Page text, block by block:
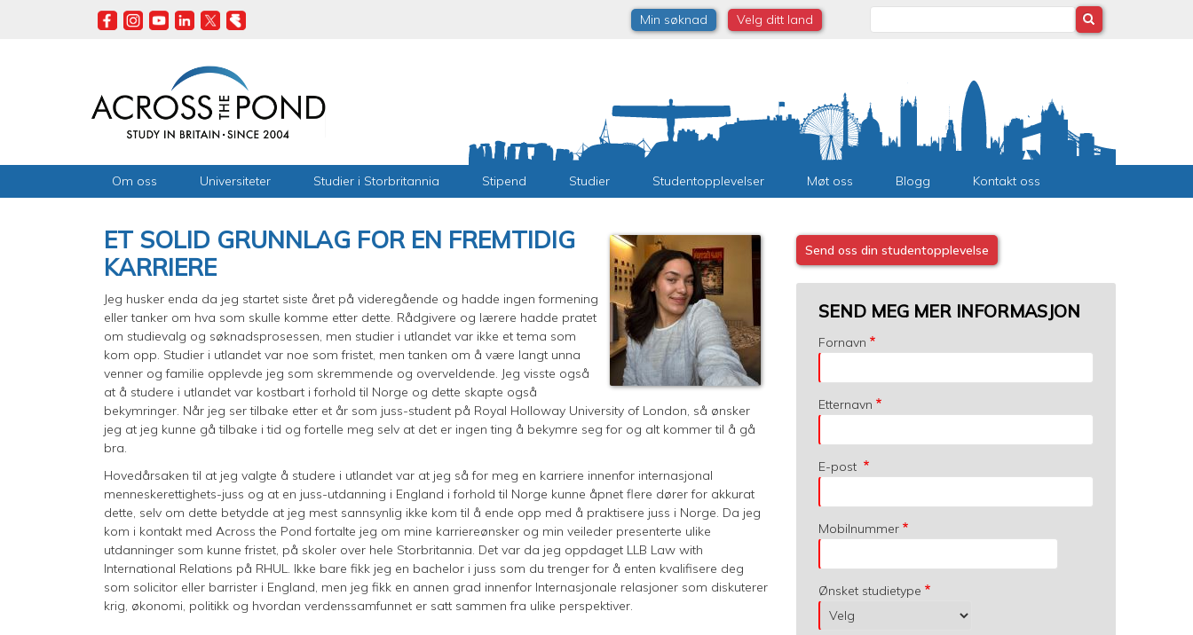
Min søknad Velg ditt land
Om oss Universiteter Studier i Storbritannia Stipend Studier Studentopplevelser Møt oss Blogg Kontakt oss
ET SOLID GRUNNLAG FOR EN FREMTIDIG
KARRIERE
Jeg husker enda da jeg startet siste året på videregående og hadde ingen formening
eller tanker om hva som skulle komme etter dette. Rådgivere og lærere hadde pratet
om studievalg og søknadsprosessen, men studier i utlandet var ikke et tema som
kom opp. Studier i utlandet var noe som fristet, men tanken om å være langt unna
venner og familie opplevde jeg som skremmende og overveldende. Jeg visste også
at å studere i utlandet var kostbart i forhold til Norge og dette skapte også
bekymringer. Når jeg ser tilbake etter et år som juss-student på Royal Holloway University of London, så ønsker
jeg at jeg kunne gå tilbake i tid og fortelle meg selv at det er ingen ting å bekymre seg for og alt kommer til å gå
bra.
Hovedårsaken til at jeg valgte å studere i utlandet var at jeg så for meg en karriere innenfor internasjonal
menneskerettighets-juss og at en juss-utdanning i England i forhold til Norge kunne åpnet flere dører for akkurat
dette, selv om dette betydde at jeg mest sannsynlig ikke kom til å ende opp med å praktisere juss i Norge. Da jeg
kom i kontakt med Across the Pond fortalte jeg om mine karriereønsker og min veileder presenterte ulike
utdanninger som kunne fristet, på skoler over hele Storbritannia. Det var da jeg oppdaget LLB Law with
International Relations på RHUL. Ikke bare fikk jeg en bachelor i juss som du trenger for å enten kvalifisere deg
som solicitor eller barrister i England, men jeg fikk en annen grad innenfor Internasjonale relasjoner som diskuterer
krig, økonomi, politikk og hvordan verdenssamfunnet er satt sammen fra ulike perspektiver.
Send oss din studentopplevelse
SEND MEG MER INFORMASJON
Fornavn
Etternavn
E-post
Mobilnummer
Ønsket studietype